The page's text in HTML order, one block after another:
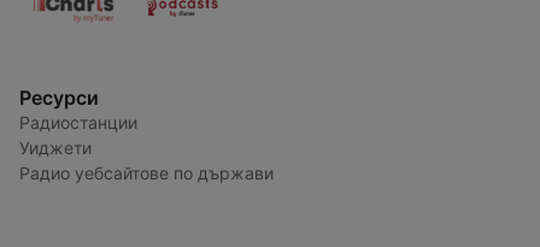
Ресурси
Радиостанции
Уиджети
Радио уебсайтове по държави